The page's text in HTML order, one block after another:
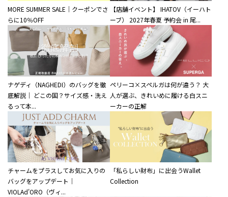
MORE SUMMER SALE｜クーポンでさ
らに10％OFF
【店舗イベント】 IHATOV（イーハト
ーブ） 2027年春夏 予約会 in 尾...
ナゲディ（NAGHEDI）のバッグを徹
底解説｜ どこの国？サイズ感・洗え
るって本...
ペリーコ×スペルガは何が違う？ 大
人が選ぶ、きれいめに履ける白スニ
ーカーの正解
チャームをプラスしてお気に入りの
バッグをアップデート｜
VIOLAd'ORO（ヴィ...
「私らしい財布」に出会うWallet
Collection